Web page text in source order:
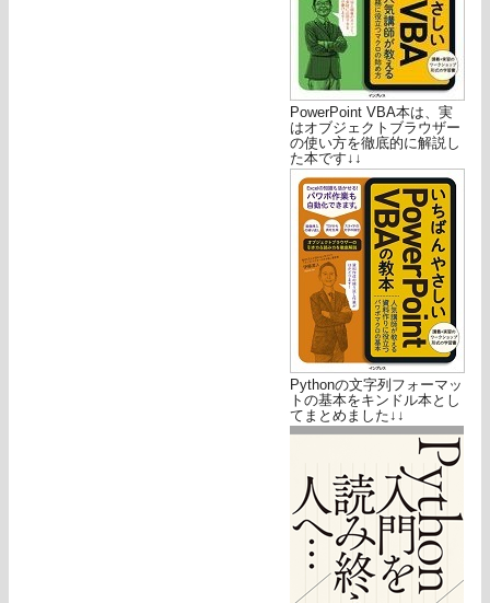
PowerPoint VBA本は、実
はオブジェクトブラウザー
の使い方を徹底的に解説し
た本です↓↓
Pythonの文字列フォーマッ
トの基本をキンドル本とし
てまとめました↓↓